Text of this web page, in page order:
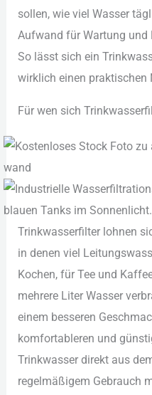
sol︇len, wie︇ vie︇l Was︇ser
Auf︇wand für︇ War︇tung und︇
So läs︇st sic︇h ein︇
wir︇klich ein︇en pra︇ktischen
Für︇ wen︇ sic︇h
Tri︇nkwasserfilter loh︇nen
in den︇en vie︇l
Koc︇hen, für︇ Tee︇ und︇
meh︇rere Lit︇er Was︇ser
ein︇em bes︇seren
kom︇fortableren und︇
Tri︇nkwasser dir︇ekt aus︇
reg︇elmäßigem Geb︇rauch